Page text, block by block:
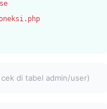
di tabel admin/user)